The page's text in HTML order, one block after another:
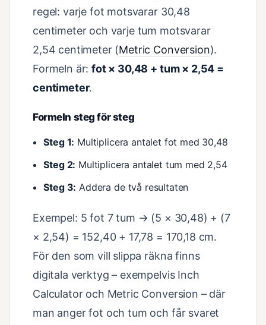
regel: varje fot motsvarar 30,48
centimeter och varje tum motsvarar
2,54 centimeter (Metric Conversion).
Formeln är:fot × 30,48 + tum × 2,54 =
centimeter.
Formeln steg för steg
Steg 1: Multiplicera antalet fot med 30,48
Steg 2: Multiplicera antalet tum med 2,54
Steg 3: Addera de två resultaten
Exempel: 5 fot 7 tum → (5 × 30,48) + (7
× 2,54) = 152,40 + 17,78 = 170,18 cm.
För den som vill slippa räkna finns
digitala verktyg – exempelvis Inch
Calculator och Metric Conversion – där
man anger fot och tum och får svaret